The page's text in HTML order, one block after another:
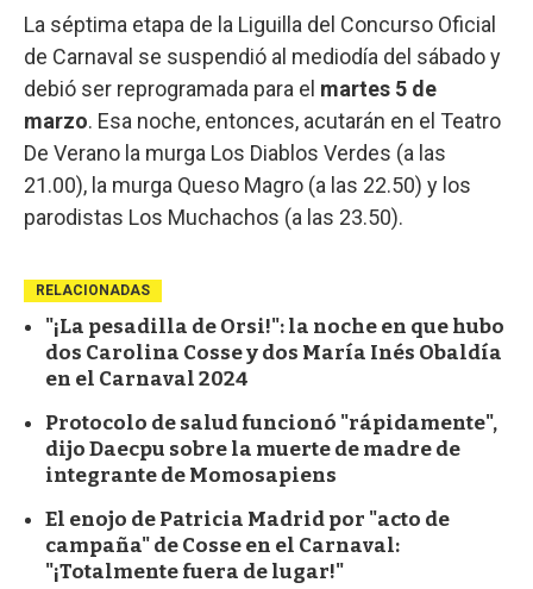
La séptima etapa de la Liguilla del Concurso Oficial
de Carnaval se suspendió al mediodía del sábado y
debió ser reprogramada para el martes 5 de
marzo. Esa noche, entonces, acutarán en el Teatro
De Verano la murga Los Diablos Verdes (a las
21.00), la murga Queso Magro (a las 22.50) y los
parodistas Los Muchachos (a las 23.50).
RELACIONADAS
"¡La pesadilla de Orsi!": la noche en que hubo
dos Carolina Cosse y dos María Inés Obaldía
en el Carnaval 2024
Protocolo de salud funcionó "rápidamente",
dijo Daecpu sobre la muerte de madre de
integrante de Momosapiens
El enojo de Patricia Madrid por "acto de
campaña" de Cosse en el Carnaval:
"¡Totalmente fuera de lugar!"